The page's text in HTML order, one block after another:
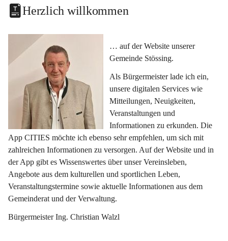
Herzlich willkommen
… auf der Website unserer
Gemeinde Stössing.
Als Bürgermeister lade ich ein,
unsere digitalen Services wie
Mitteilungen, Neuigkeiten,
Veranstaltungen und
Informationen zu erkunden. Die
App CITIES möchte ich ebenso sehr empfehlen, um sich mit
zahlreichen Informationen zu versorgen. Auf der Website und in
der App gibt es Wissenswertes über unser Vereinsleben,
Angebote aus dem kulturellen und sportlichen Leben,
Veranstaltungstermine sowie aktuelle Informationen aus dem
Gemeinderat und der Verwaltung.
Bürgermeister Ing. Christian Walzl